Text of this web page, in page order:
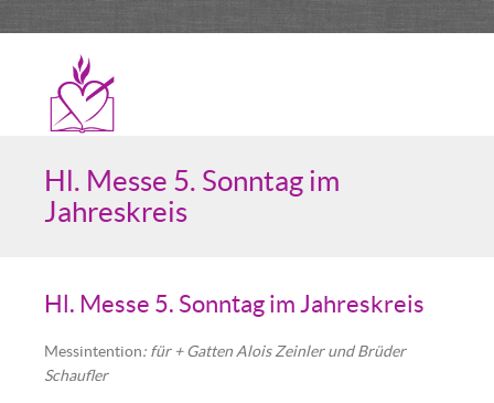
Hl. Messe 5. Sonntag im
Jahreskreis
Hl. Messe 5. Sonntag im Jahreskreis
Messintention: für + Gatten Alois Zeinler und Brüder
Schaufler